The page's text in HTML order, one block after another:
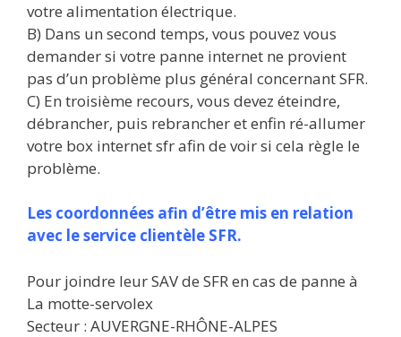
votre alimentation électrique.
B) Dans un second temps, vous pouvez vous
demander si votre panne internet ne provient
pas d’un problème plus général concernant SFR.
C) En troisième recours, vous devez éteindre,
débrancher, puis rebrancher et enfin ré-allumer
votre box internet sfr afin de voir si cela règle le
problème.
Les coordonnées afin d’être mis en relation
avec le service clientèle SFR.
Pour joindre leur SAV de SFR en cas de panne à
La motte-servolex
Secteur : AUVERGNE-RHÔNE-ALPES